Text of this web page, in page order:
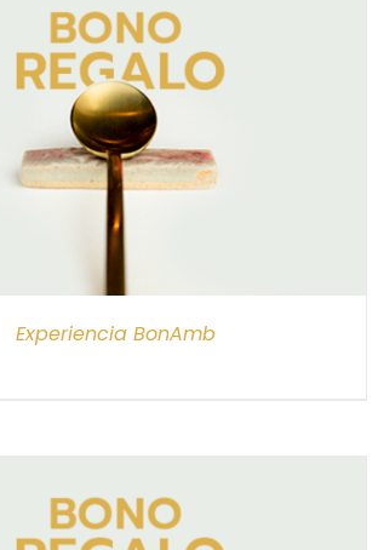
Experiencia BonAmb
SELECCIONAR IMPORTE